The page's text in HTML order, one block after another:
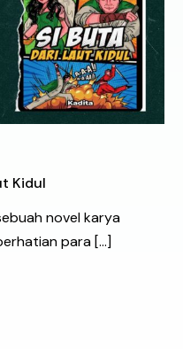
Kidul
novel karya
para […]